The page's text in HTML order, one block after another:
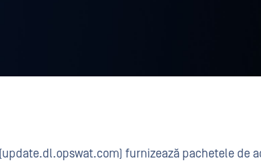
(update.dl.opswat.com) furnizează pachetele de